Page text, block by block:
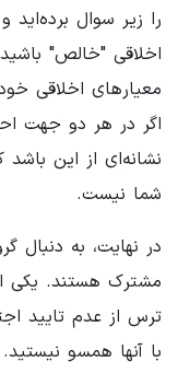
را زیر سوال
اخلاقی "خالص"
معیارهای اخلاقی
اگر در هر دو جهت
نشانه‌ای از این
شما نیست.
در نهایت، به دنبال
مشترک هستند. یکی
ترس از عدم تایید
با آنها همسو